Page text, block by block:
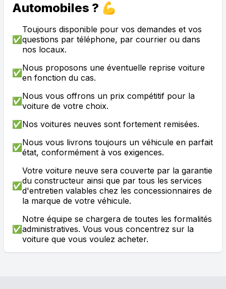
Automobiles ? 💪
✅
Toujours disponible pour vos demandes et vos
questions par téléphone, par courrier ou dans
nos locaux.
✅ Nous proposons une éventuelle reprise voiture
en fonction du cas.
✅ Nous vous offrons un prix compétitif pour la
voiture de votre choix.
✅ Nos voitures neuves sont fortement remisées.
✅ Nous vous livrons toujours un véhicule en parfait
état, conformément à vos exigences.
✅
Votre voiture neuve sera couverte par la garantie
du constructeur ainsi que par tous les services
d'entretien valables chez les concessionnaires de
la marque de votre véhicule.
✅
Notre équipe se chargera de toutes les formalités
administratives. Vous vous concentrez sur la
voiture que vous voulez acheter.